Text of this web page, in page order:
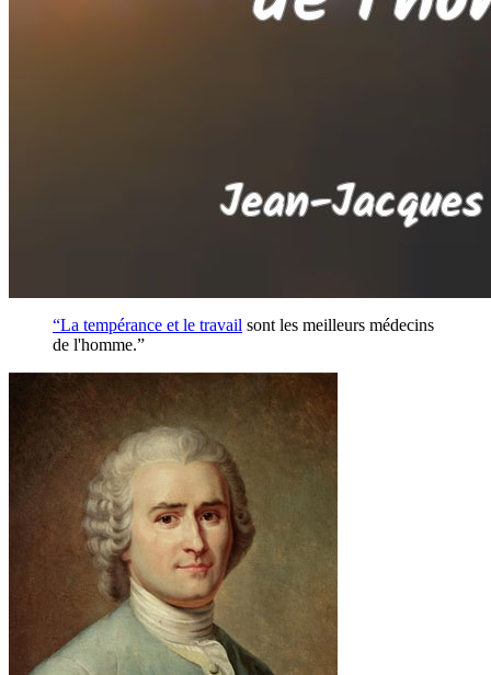
“La tempérance et le travail sont les meilleurs médecins
de l'homme.”